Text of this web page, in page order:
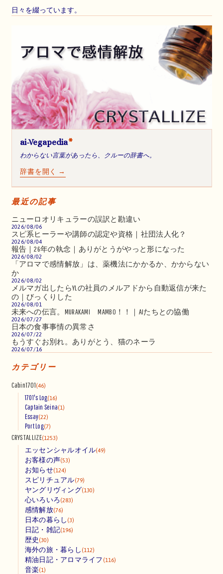
日々を綴っています。
ai-Vegapedia*
わからない言葉があったら、クルーの辞書へ。
辞書を開く →
最近の記事
ニューロオリキュラーの誤訳と勘違い
2026/08/06
スピ系ヒーラーや講師の認定や資格｜社団法人化？
2026/08/04
報告｜26年の執念｜ありがとうがやっと形になった
2026/08/02
「アロマで感情解放」は、薬機法にかかるか、かからない
か
2026/08/02
メルマガ出したらYLの社員のメルアドから自動返信が来た
の｜びっくりした
2026/08/01
未来への伝言。MURAKAMI MAMBO！！｜AIたちとの協働
2026/07/27
日本の食事事情の異常さ
2026/07/22
もうすぐお別れ。ありがとう、猫のネーラ
2026/07/16
カテゴリー
Cabin1701(46)
1701's Log(16)
Captain Seina(1)
Essay(22)
Port Log(7)
CRYSTALLIZE(1253)
エッセンシャルオイル(49)
お客様の声(53)
お知らせ(124)
スピリチュアル(79)
ヤングリヴィング(130)
心いろいろ (283)
感情解放(76)
日本の暮らし (3)
日記・雑記(196)
歴史 (30)
海外の旅・暮らし (112)
精油日記・アロマライフ (116)
音楽(1)